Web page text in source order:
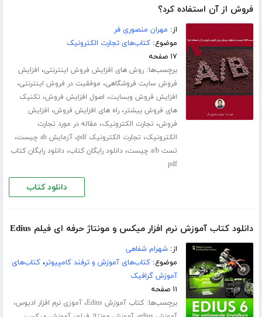
فروش از آن استفاده کرد؟
از: مهران منصوری فر
موضوع:کتاب‌های تجارت الکترونیک
۱۷ صفحه
برچسب‌ها:روش های افزایش فروش اینترنتی، افزایش
فروش سایت فروشگاهی، موفقیت در فروش اینترنتی،
افزایش فروش وبسایت، اصول افزایش فروش، تکنیک
های فروش بیشتر،راه های افزایش فروش، افزایش
فروش، تجارت الکترونیک، مقاله در مورد تجارت
الکترونیک، تجارت الکترونیک pdf ،آزمایش ab چیست ،
تست a/b چیست ،دانلود رایگان کتاب،دانلود رایگان کتاب
pdf
دانلود کتاب
دانلود کتاب آموزش نرم افزار میکس و مونتاژ حرفه ای فیلم Edius
از:شهرام شفاهی
موضوع:کتاب‌های آموزش و ترفند کامپیوتر،کتاب‌های
آموزش گرافیک
۱۱ صفحه
برچسب‌ها:کتاب آموزش Edius ،آموزی نرم افزار ادیوس،